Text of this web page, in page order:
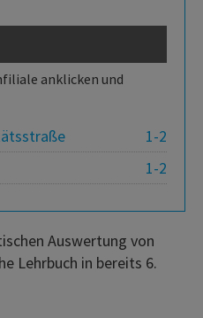
anklicken und
1-2
1-2
Auswertung von
Lehrbuch in bereits 6.